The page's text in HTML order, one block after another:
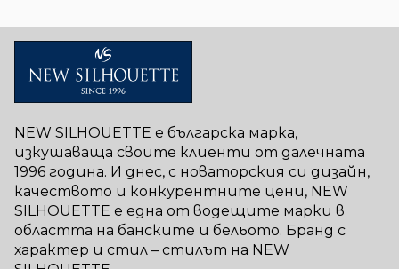
NEW SILHOUETTE е българска марка,
изкушаваща своите клиенти от далечната
1996 година. И днес, с новаторския си дизайн,
качеството и конкурентните цени, NEW
SILHOUETTE е една от водещите марки в
областта на банските и бельото. Бранд с
характер и стил – стилът на NEW